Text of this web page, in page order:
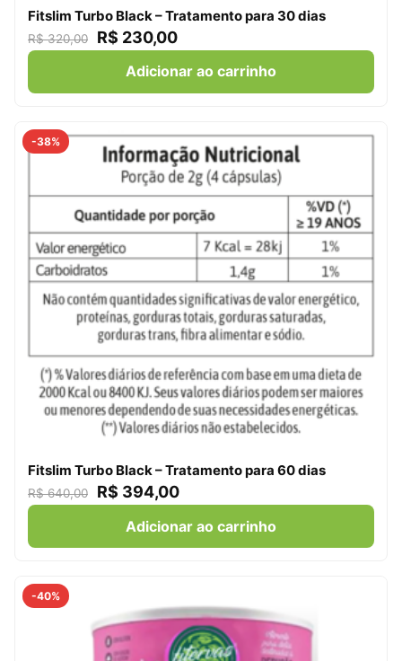
Fitslim Turbo Black – Tratamento para 30 dias
R$320,00 R$ 230,00
Adicionar ao carrinho
-38%
Fitslim Turbo Black – Tratamento para 60 dias
R$640,00 R$ 394,00
Adicionar ao carrinho
-40%